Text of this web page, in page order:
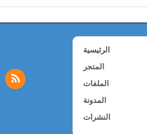
الرئيسية
المتجر
الملفات
المدونة
النشرات